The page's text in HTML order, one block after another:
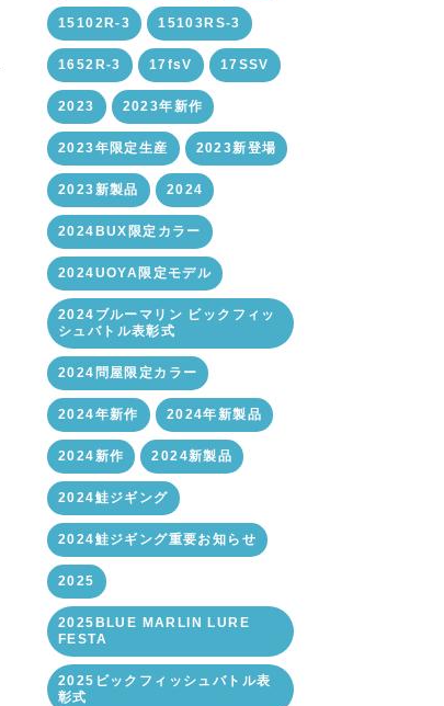
15102R-3 15103RS-3
1652R-3 17fsV 17SSV
2023 2023年新作
2023年限定生産 2023新登場
2023新製品 2024
2024BUX限定カラー
2024UOYA限定モデル
2024ブルーマリン ビックフィッ
シュバトル表彰式
2024問屋限定カラー
2024年新作 2024年新製品
2024新作 2024新製品
2024鮭ジギング
2024鮭ジギング重要お知らせ
2025
2025BLUE MARLIN LURE
FESTA
2025ビックフィッシュバトル表
彰式